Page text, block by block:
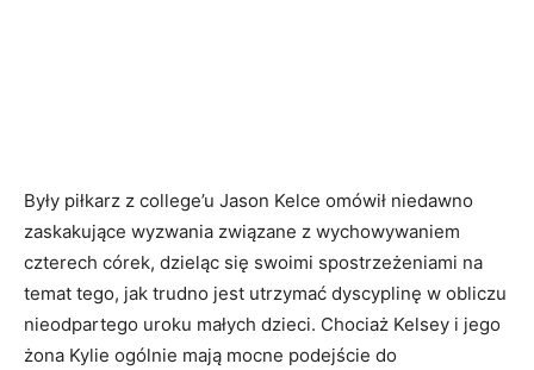
Były piłkarz z college’u Jason Kelce omówił niedawno
zaskakujące wyzwania związane z wychowywaniem
czterech córek, dzieląc się swoimi spostrzeżeniami na
temat tego, jak trudno jest utrzymać dyscyplinę w obliczu
nieodpartego uroku małych dzieci. Chociaż Kelsey i jego
żona Kylie ogólnie mają mocne podejście do